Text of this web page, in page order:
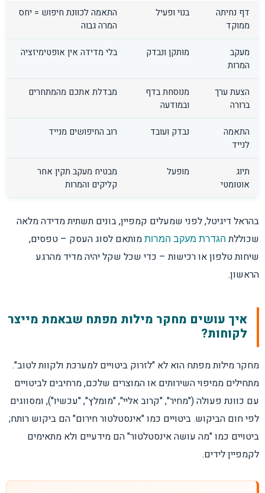
דף נחיתה
ממוקד
בנוי ופעיל
התאמה לכוונת חיפוש = יחס
המרה גבוה
מעקב
המרות
מותקן ונבדק בלי מדידה אין אופטימיזציה
הצעת ערך
ברורה
מנוסחת בדף
ובמודעה
מבדלת אתכם מהמתחרים
התאמה
לנייד
נבדק ועובד רוב החיפושים מנייד
תיוג
אוטומטי
מופעל
מבטיח מעקב תקין אחר
קליקים והמרות
בהראל דיגיטל, לפני שמעלים קמפיין, בונים תשתית מדידה מלאה
שכוללת הגדרת מעקב המרות מותאם לסוג העסק – טפסים,
שיחות טלפון או רכישות – כדי שכל שקל יהיה מדיד מהרגע
הראשון.
איך עושים מחקר מילות מפתח שבאמת מייצר
לקוחות?
מחקר מילות מפתח הוא לא "לזרוק ביטויים למערכת ולקוות לטוב".
מתחילים ממיפוי השירותים או המוצרים שלכם, מרחיבים לביטויים
עם כוונת פעולה ("מחיר", "קרוב אליי", "מומלץ", "עכשיו"), ומסווגים
לפי חום הביקוש. ביטויים כמו "אינסטלטור חירום" הם ביקוש רותח;
ביטויים כמו "מה עושה אינסטלטור" הם מידעיים ולא מתאימים
לקמפיין לידים.